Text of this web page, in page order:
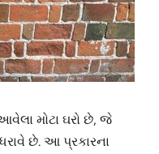
મોટા ઘરો છે, જે
છે. આ પ્રકારના